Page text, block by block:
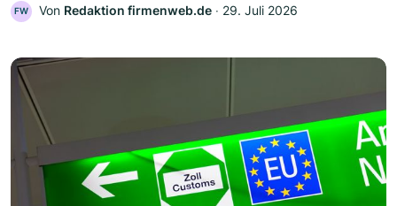
FW Von Redaktion firmenweb.de ‧ 29. Juli 2026